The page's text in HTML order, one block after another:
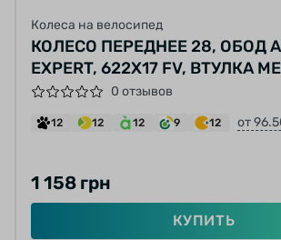
Колеса на велосипед
КОЛЕСО ПЕРЕДНЕЕ 28, ОБОД
EXPERT, 622X17 FV, ВТУЛКА
BRAKE ПОД ЭКСЦЕНТРИК 24
(НЕРЖАВЕЙКА) ЧЕРНЫЕ
0 отзывов
12 12 12 9 12 от
1 158 грн
КУПИТЬ